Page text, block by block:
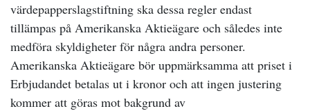
värdepapperslagstiftning ska dessa regler endast
tillämpas på Amerikanska Aktieägare och således inte
medföra skyldigheter för några andra personer.
Amerikanska Aktieägare bör uppmärksamma att priset i
Erbjudandet betalas ut i kronor och att ingen justering
kommer att göras mot bakgrund av